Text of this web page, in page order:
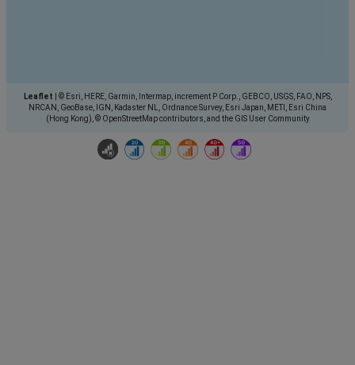
Leaflet
© Esri, HERE, Garmin, Intermap, increment P Corp., GEBCO, USGS, FAO, NPS,
NRCAN, GeoBase, IGN, Kadaster NL, Ordnance Survey, Esri Japan, METI, Esri China
(Hong Kong), © OpenStreetMap contributors, and the GIS User Community